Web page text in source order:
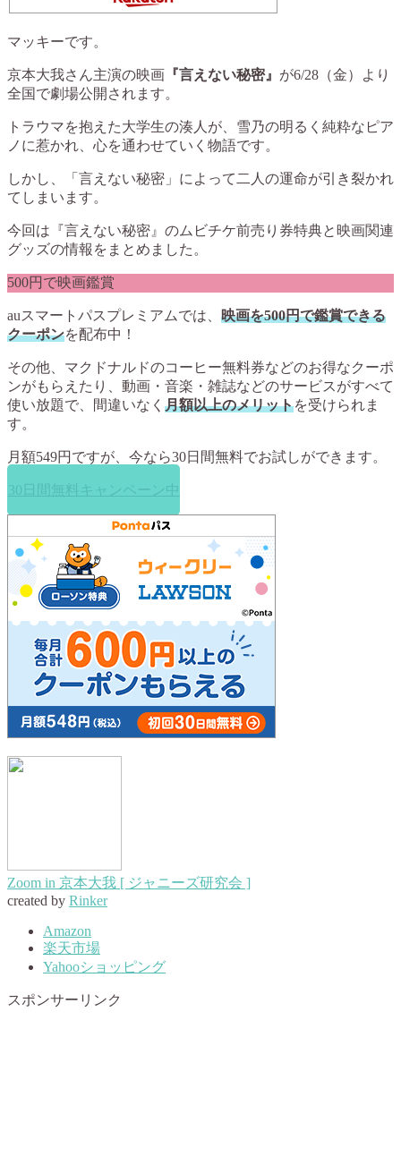
マッキーです。
京本大我さん主演の映画 『言えない秘密』 が6/28（金）より
全国で劇場公開されます。
トラウマを抱えた大学生の湊人が、雪乃の明るく純粋なピア
ノに惹かれ、心を通わせていく物語です。
しかし、「言えない秘密」によって二人の運命が引き裂かれ
てしまいます。
今回は『言えない秘密』のムビチケ前売り券特典と映画関連
グッズの情報をまとめました。
500円で映画鑑賞
auスマートパスプレミアムでは、 映画を500円で鑑賞できる
クーポンを配布中！
その他、マクドナルドのコーヒー無料券などのお得なクーポ
ンがもらえたり、動画・音楽・雑誌などのサービスがすべて
使い放題で、間違いなく 月額以上のメリットを受けられま
す。
月額549円ですが、今なら30日間無料でお試しができます。
30日間無料キャンペーン中
Zoom in 京本大我 [ ジャニーズ研究会 ]
created by Rinker
Amazon
楽天市場
Yahooショッピング
スポンサーリンク